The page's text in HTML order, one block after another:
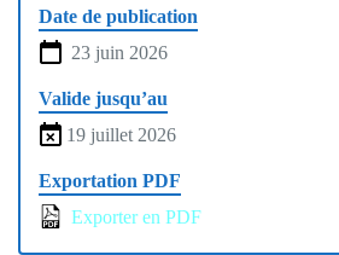
Date de publication
23 juin 2026
Valide jusqu’au
19 juillet 2026
Exportation PDF
Exporter en PDF